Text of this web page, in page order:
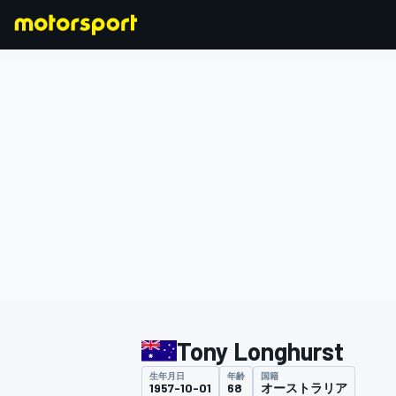
Tony Longhurst
生年月日
1957-10-01
年齢
68
国籍
オーストラリア